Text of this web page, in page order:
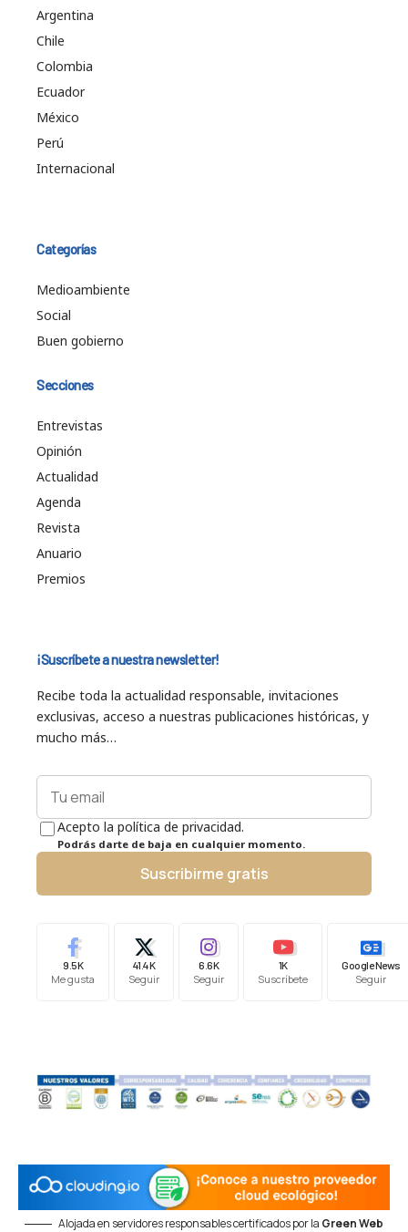
Argentina
Chile
Colombia
Ecuador
México
Perú
Internacional
Categorías
Medioambiente
Social
Buen gobierno
Secciones
Entrevistas
Opinión
Actualidad
Agenda
Revista
Anuario
Premios
¡Suscríbete a nuestra newsletter!
Recibe toda la actualidad responsable, invitaciones
exclusivas, acceso a nuestras publicaciones históricas, y
mucho más…
Acepto la política de privacidad.
Podrás darte de baja en cualquier momento.
Suscribirme gratis
9.5K
Me gusta
41.4K
Seguir
6.6K
Seguir
1K
Suscríbete
Google News
Seguir
Alojada en servidores responsables certificados por la Green Web